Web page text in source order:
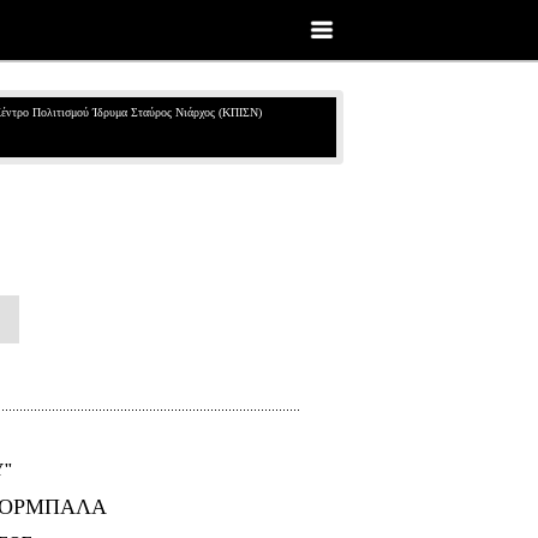
Πολιτισμού Ίδρυμα Σταύρος Νιάρχος (ΚΠΙΣΝ)